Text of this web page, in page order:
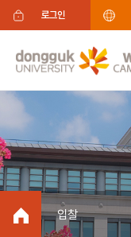
로그인
입찰